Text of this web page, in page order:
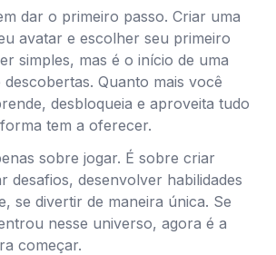
dar o primeiro passo. Criar uma
avatar e escolher seu primeiro
simples, mas é o início de uma
Quanto mais você
desbloqueia e aproveita tudo
tem a oferecer.
sobre jogar. É sobre criar
desafios, desenvolver habilidades
se divertir de maneira única. Se
nesse universo, agora é a
começar.